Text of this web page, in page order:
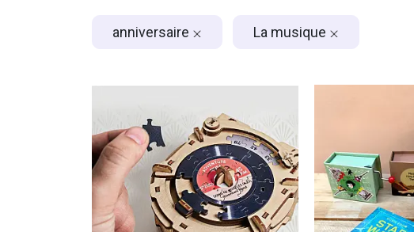
anniversaire La musique